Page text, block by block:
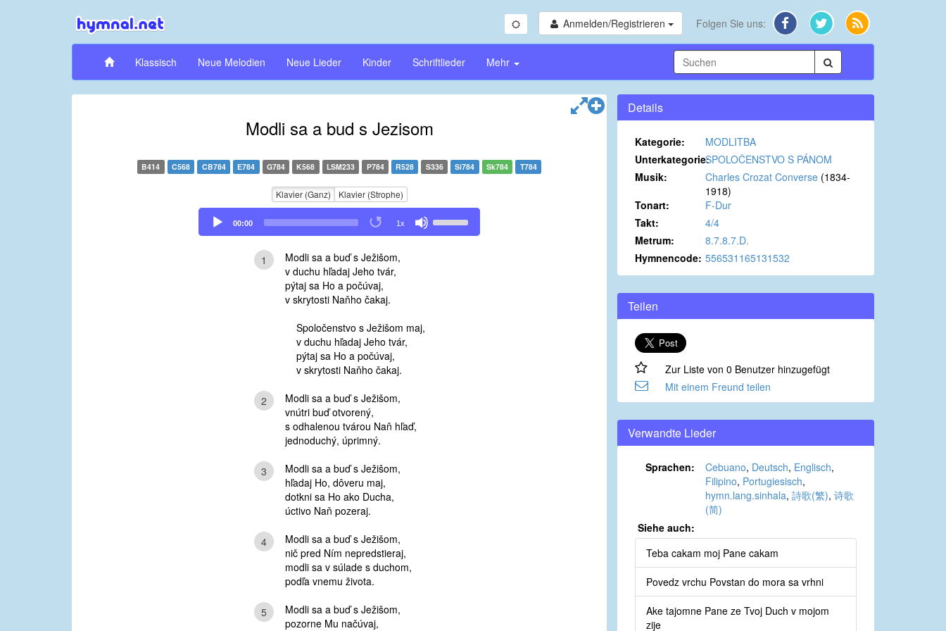
Anmelden/Registrieren Folgen Sie uns:
Klassisch Neue Melodien Neue Lieder Kinder Schriftlieder Mehr
Modli sa a bud s Jezisom
B414 C568 CB784 E784 G784 K568 LSM233 P784 R528 S336 Si784 Sk784 T784
Klavier (Ganz) Klavier (Strophe)
Audio
Player
00:00 1x
Up/Down
1
Modli sa a buď s Ježišom,
v duchu hľadaj Jeho tvár,
pýtaj sa Ho a počúvaj,
v skrytosti Naňho čakaj.
Spoločenstvo s Ježišom maj,
v duchu hľadaj Jeho tvár,
pýtaj sa Ho a počúvaj,
v skrytosti Naňho čakaj.
2
Modli sa a buď s Ježišom,
vnútri buď otvorený,
s odhalenou tvárou Naň hľaď,
jednoduchý, úprimný.
3
Modli sa a buď s Ježišom,
hľadaj Ho, dôveru maj,
dotkni sa Ho ako Ducha,
úctivo Naň pozeraj.
4
Modli sa a buď s Ježišom,
nič pred Ním nepredstieraj,
modli sa v súlade s duchom,
podľa vnemu života.
5
Modli sa a buď s Ježišom,
pozorne Mu načúvaj,
Details
Kategorie:
MODLITBA
Unterkategorie:SPOLOČENSTVO S PÁNOM
Musik:
Charles Crozat Converse (1834-
1918)
Tonart:
F-Dur
Takt:
4/4
Metrum:
8.7.8.7.D.
Hymnencode: 556531165131532
Teilen
Zur Liste von 0 Benutzer hinzugefügt
Mit einem Freund teilen
Verwandte Lieder
Sprachen: Cebuano, Deutsch, Englisch,
Filipino, Portugiesisch,
hymn.lang.sinhala, 詩歌(繁), 诗歌
(简)
Siehe auch:
Teba cakam moj Pane cakam
Povedz vrchu Povstan do mora sa vrhni
Ake tajomne Pane ze Tvoj Duch v mojom
zije